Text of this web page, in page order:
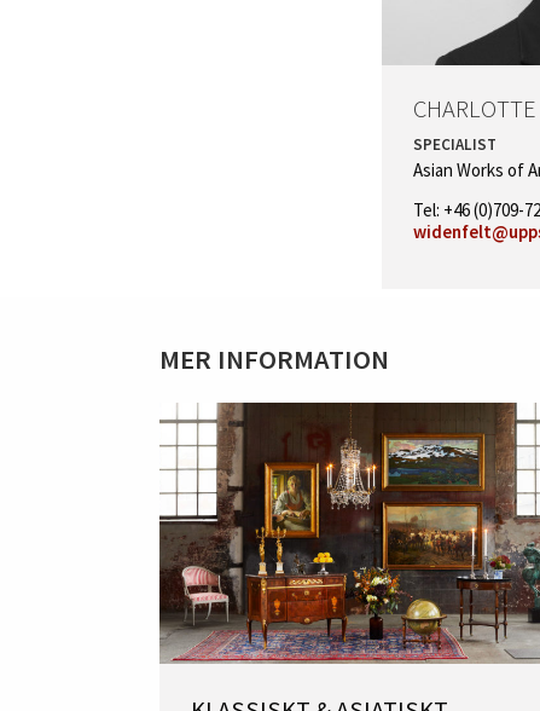
SPECIALIST
Asian Works of
Tel: +46 (0)709-
MER INFORMATION